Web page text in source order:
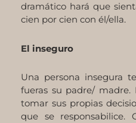
dramático hará que
cien por cien con él/ella.
El inseguro
Una persona insegura
fueras su padre/
tomar sus propias
que se responsabilice.